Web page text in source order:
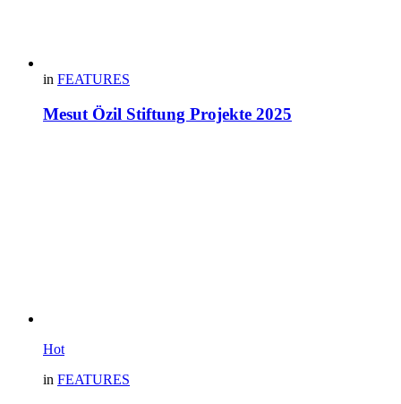
in FEATURES
Mesut Özil Stiftung Projekte 2025
Hot
in FEATURES